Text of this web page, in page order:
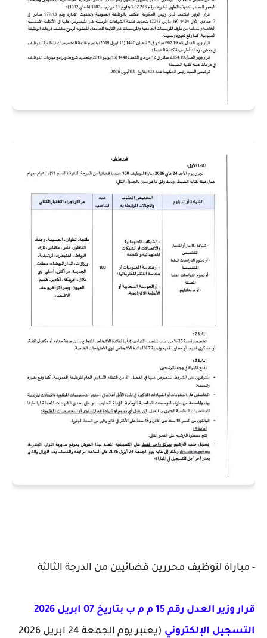
- مباراة لتوظيف محررين قضائيين من الدرجة الثالثة
قرار وزير العدل رقم 15 م م ب بتاريخ 07 ابريل 2026
التسجيل الإلكتروني
(يعتبر يوم الجمعة 24 ابريل 2026